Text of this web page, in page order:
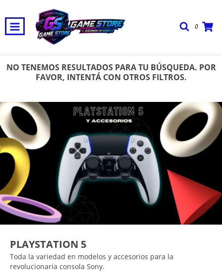
0
Envio Gratis, Cuotas Sin Interes y 20% Off pagando en efectivo o
NO TENEMOS RESULTADOS PARA TU BÚSQUEDA. POR
FAVOR, INTENTÁ CON OTROS FILTROS.
PLAYSTATION 5
Toda la variedad en modelos y accesorios para la
revolucionaria consola Sony.